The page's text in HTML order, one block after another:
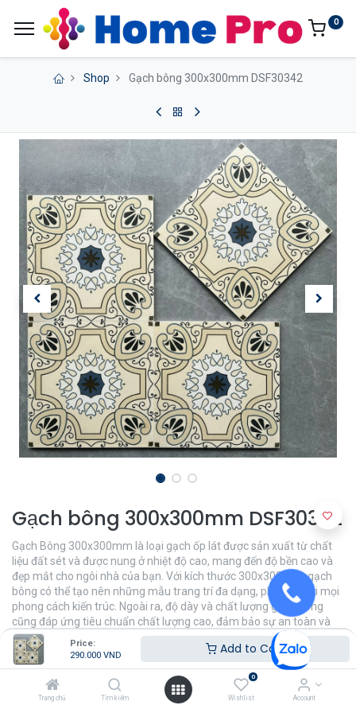
Price:
290.000 VND Add to Cart
Trang chủ Tìm kiếm
0
Wishlist Account
0
Shop Gạch bông 300x300mm DSF30342
Gạch bông 300x300mm DSF30342
Gạch Bông 300x300mm là loại gạch ốp lát được sản xuất từ chất
liệu đất sét và được nung ở nhiệt độ cao, mang đến độ bền cao và
đẹp mắt cho ngôi nhà của bạn. Với kích thước 300x300mm, gạch
bông có thể tạo nên những mẫu trang trí đa dạng, phù hợp với mọi
phong cách kiến trúc. Ngoài ra, độ dày và chất lượng gạch bông
cũng đáp ứng tiêu chuẩn chất lượng cao, đảm bảo sự an toàn và
độ bền cho ngôi nhà của bạn.
290.000VND